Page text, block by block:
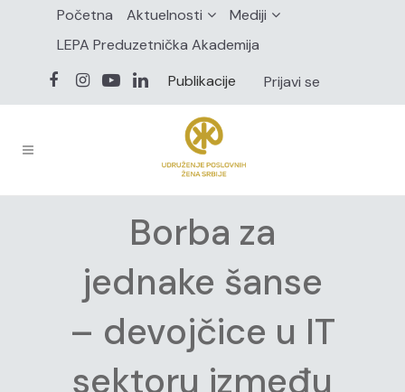
Početna Aktuelnosti
Mediji
LEPA Preduzetnička Akademija
Publikacije
Prijavi se
Borba za
jednake šanse
– devojčice u IT
sektoru između